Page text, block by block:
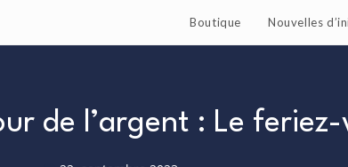
Boutique Nouvelles
de l’argent : Le feriez-